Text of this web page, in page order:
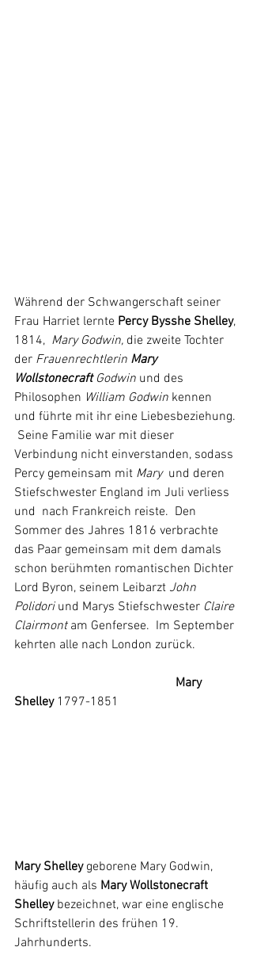
Während der Schwangerschaft seiner
Frau Harriet lernte Percy Bysshe Shelley,
1814, Mary Godwin, die zweite Tochter
der Frauenrechtlerin Mary
Wollstonecraft Godwin und des
Philosophen William Godwin kennen
und führte mit ihr eine Liebesbeziehung.
Seine Familie war mit dieser
Verbindung nicht einverstanden, sodass
Percy gemeinsam mit Mary und deren
Stiefschwester England im Juli verliess
und  nach Frankreich reiste.  Den
Sommer des Jahres 1816 verbrachte
das Paar gemeinsam mit dem damals
schon berühmten romantischen Dichter
Lord Byron, seinem Leibarzt John
Polidori und Marys Stiefschwester Claire
Clairmont am Genfersee.
  Im September
kehrten alle nach London zurück.
Mary
Shelley 1797-1851
Mary Shelley geborene Mary Godwin,
häufig auch als Mary Wollstonecraft
Shelley bezeichnet, war eine englische
Schriftstellerin des frühen 19.
Jahrhunderts.